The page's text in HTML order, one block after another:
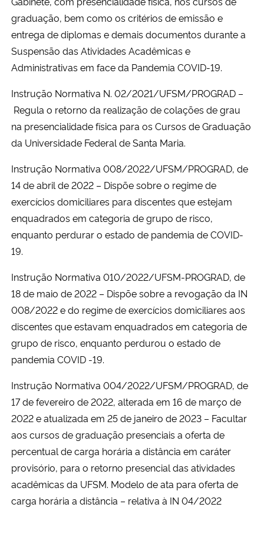
graduação, bem como os critérios de emissão e
entrega de diplomas e demais documentos durante a
Suspensão das Atividades Acadêmicas e
Administrativas em face da Pandemia COVID-19.
Instrução Normativa N. 02/2021/UFSM/PROGRAD –
Regula o retorno da realização de colações de grau
na presencialidade física para os Cursos de Graduação
da Universidade Federal de Santa Maria.
Instrução Normativa 008/2022/UFSM/PROGRAD, de
14 de abril de 2022 – Dispõe sobre o regime de
exercícios domiciliares para discentes que estejam
enquadrados em categoria de grupo de risco,
enquanto perdurar o estado de pandemia de COVID-
19.
Instrução Normativa 010/2022/UFSM-PROGRAD, de
18 de maio de 2022 – Dispõe sobre a revogação da IN
008/2022 e do regime de exercícios domiciliares aos
discentes que estavam enquadrados em categoria de
grupo de risco, enquanto perdurou o estado de
pandemia COVID -19.
Instrução Normativa 004/2022/UFSM/PROGRAD, de
17 de fevereiro de 2022, alterada em 16 de março de
2022 e atualizada em 25 de janeiro de 2023 – Facultar
aos cursos de graduação presenciais a oferta de
percentual de carga horária a distância em caráter
provisório, para o retorno presencial das atividades
acadêmicas da UFSM. Modelo de ata para oferta de
carga horária a distância – relativa à IN 04/2022